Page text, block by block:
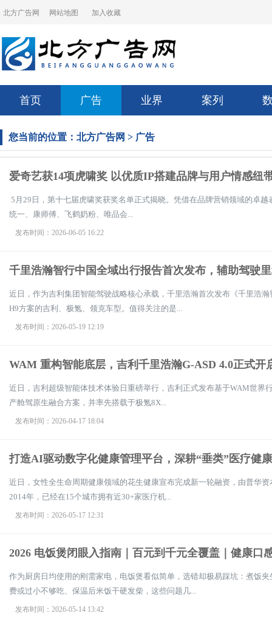
北方广告网 网站地图 加入收藏
首页 广告 业界 案列
您当前的位置： 北方广告网 > 广告
爱奇艺获14项虎啸奖 以优质IP搭建品牌与用户情感纽
5月29日，第十七届虎啸奖获奖名单正式揭晓。凭借在品牌营销领域的卓
统一、康师傅、飞鹤奶粉、唯品会...
发布时间：2026-06-05 16:22
千里浩瀚智行中国全域出行报告首次发布，辅助驾驶
近日，作为吉利集团智能驾驶战略核心承载，千里浩瀚首次发布《千里浩
H9方案的吉利、极氪、领克车型。值得关注的是...
发布时间：2026-05-19 12:19
WAM 重构智能底层，吉利千里浩瀚G-ASD 4.0正式开
近日，吉利超级智能体技术体验日重磅举行，吉利正式发布基于WAM世界
产舱驾原生融合方案，并率先搭载于极氪8X...
发布时间：2026-04-17 18:04
打造AI驱动数字化健康管理平台，深耕“垂类”医疗
近日，女性全生命周期健康领域的花生健康宣布完成新一轮融资，由普华
2014年，已经在15个城市拥有近30+家医疗机...
发布时间：2026-05-17 12:31
2026 电饭煲闭眼入指南｜百元到千元全覆盖｜健康口
作为厨房日均使用的刚需家电，电饭煲看似简单，选错却极易踩坑：煮饭
费或过小不够吃、保温后米饭干硬发柴，这些问题几...
发布时间：2026-05-14 13:42